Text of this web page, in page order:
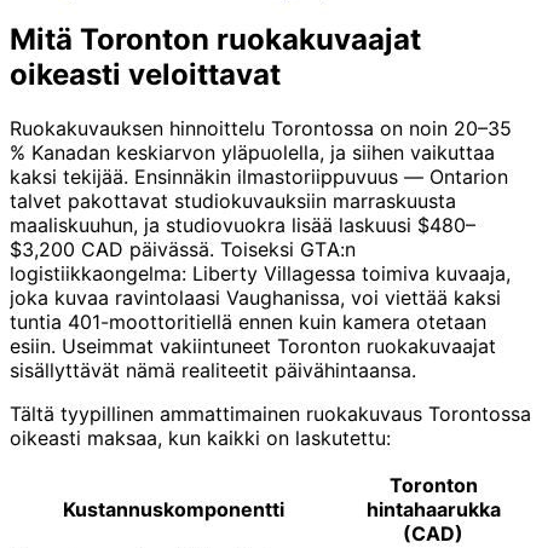
Mitä Toronton ruokakuvaajat
oikeasti veloittavat
Ruokakuvauksen hinnoittelu Torontossa on noin 20–35
% Kanadan keskiarvon yläpuolella, ja siihen vaikuttaa
kaksi tekijää. Ensinnäkin ilmastoriippuvuus — Ontarion
talvet pakottavat studiokuvauksiin marraskuusta
maaliskuuhun, ja studiovuokra lisää laskuusi $480–
$3,200 CAD päivässä. Toiseksi GTA:n
logistiikkaongelma: Liberty Villagessa toimiva kuvaaja,
joka kuvaa ravintolaasi Vaughanissa, voi viettää kaksi
tuntia 401-moottoritiellä ennen kuin kamera otetaan
esiin. Useimmat vakiintuneet Toronton ruokakuvaajat
sisällyttävät nämä realiteetit päivähintaansa.
Tältä tyypillinen ammattimainen ruokakuvaus Torontossa
oikeasti maksaa, kun kaikki on laskutettu:
Kustannuskomponentti
Toronton
hintahaarukka
(CAD)